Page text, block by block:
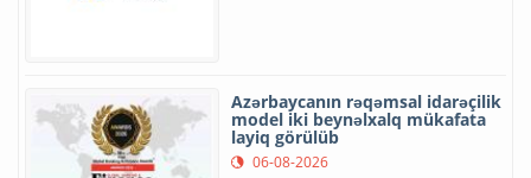
Azərbaycanın rəqəmsal idarəçilik
model iki beynəlxalq mükafata
layiq görülüb
06-08-2026